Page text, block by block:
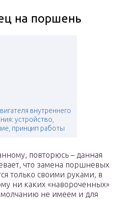
на поршень
внутреннего
устройство,
принцип работы
повторюсь – данная
что замена поршневых
только своими руками, в
ни каких «навороченных»
не имеем и для